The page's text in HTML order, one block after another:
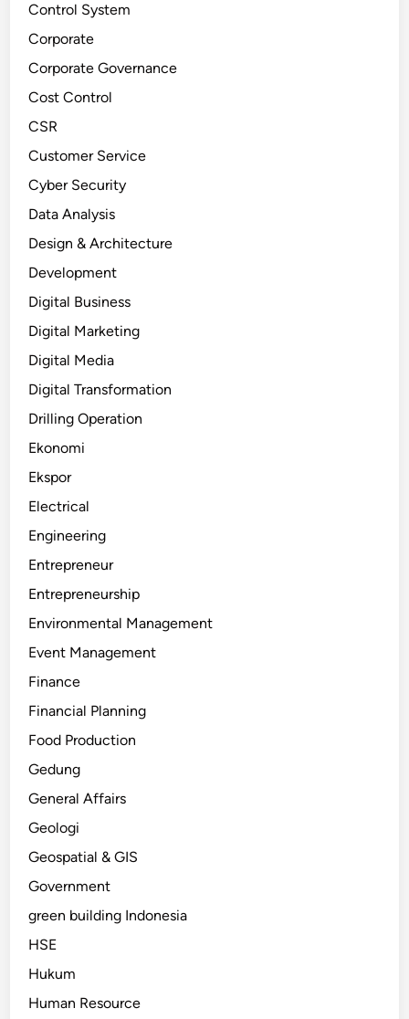
Control System
Corporate
Corporate Governance
Cost Control
CSR
Customer Service
Cyber Security
Data Analysis
Design & Architecture
Development
Digital Business
Digital Marketing
Digital Media
Digital Transformation
Drilling Operation
Ekonomi
Ekspor
Electrical
Engineering
Entrepreneur
Entrepreneurship
Environmental Management
Event Management
Finance
Financial Planning
Food Production
Gedung
General Affairs
Geologi
Geospatial & GIS
Government
green building Indonesia
HSE
Hukum
Human Resource